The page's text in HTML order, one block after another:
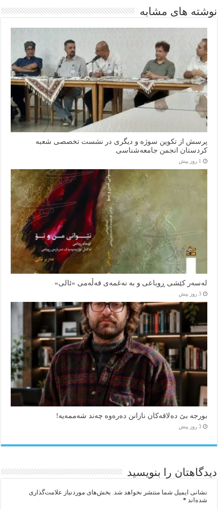
نوشته های مشابه
پرسش از تکوین سوژه و دیگری در نشست تخصصی شعبه
کردستان انجمن جامعه‌شناسی
1 روز پیش
لەسەر کێشی ڕوباعی و به نەغمەی قەڵەمی «ئالی»
3 روز پیش
بورجە بێ دەلاقەکان نازانن دەرەوە چەند شەممەیە!
3 روز پیش
دیدگاهتان را بنویسید
نشانی ایمیل شما منتشر نخواهد شد. بخش‌های موردنیاز علامت‌گذاری
شده‌اند *